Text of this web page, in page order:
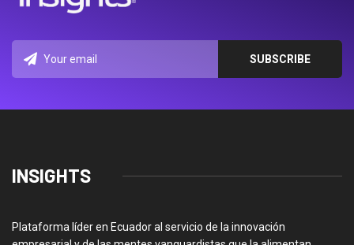
INSIGHTS
Plataforma líder en Ecuador al servicio de la innovación